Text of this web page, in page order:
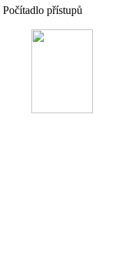
Počítadlo přístupů